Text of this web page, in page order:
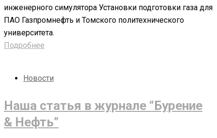
инженерного симулятора Установки подготовки газа для
ПАО Газпромнефть и Томского политехнического
университета.
Подробнее
Новости
Наша статья в журнале “Бурение
& Нефть”